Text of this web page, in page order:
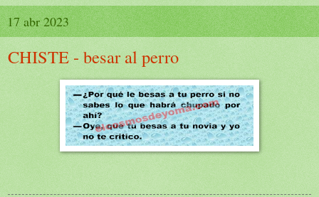
17 abr 2023
CHISTE - besar al perro